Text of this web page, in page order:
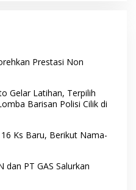
Prestasi Non
Gelar Latihan, Terpilih
Barisan Polisi Cilik di
Ks Baru, Berikut Nama-
PT GAS Salurkan